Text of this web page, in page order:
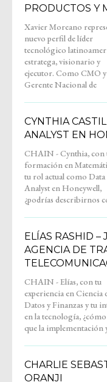
PRODUCTOS Y
Xavier Moreano
nuevo perfil de líder
tecnológico
estratega, visionario y
ejecutor. Como CMO y
Gerente Nacional de
Productos &
Netlife Ecuador, ha
protagonizado una
transformaciones
empresariales más notables de
CYNTHIA
ANALYST EN
CHAIN - Cynthia, con
formación en
tu rol actual como Data
Analyst en Honeywell,
¿podrías describirnos
es un día típico en tu
cuál consideras que
mayor contribución que
ELÍAS RASHID –
AGENCIA DE
CHAIN - Elías, con tu
experiencia en Ciencia
Datos y Finanzas y tu
en la tecnología, ¿cómo
que la implementación
gestión de Modelos de
Lenguaje Extenso
tecnologías como
pueden
CHARLIE
ORANJI